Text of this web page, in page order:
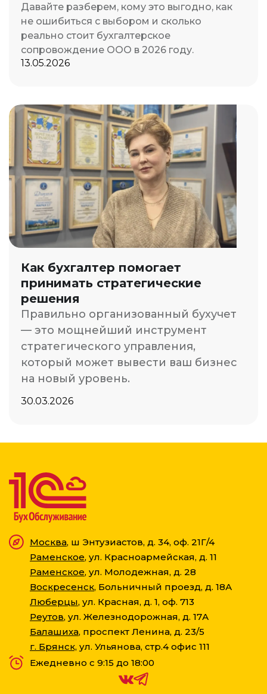
Давайте разберем, кому это выгодно, как
не ошибиться с выбором и сколько
реально стоит бухгалтерское
сопровождение ООО в 2026 году.
13.05.2026
Как бухгалтер помогает
принимать стратегические
решения
Правильно организованный бухучет
— это мощнейший инструмент
стратегического управления,
который может вывести ваш бизнес
на новый уровень.
30.03.2026
Москва, ш Энтузиастов, д. 34, оф. 21Г/4
Раменское, ул. Красноармейская, д. 11
Раменское, ул. Молодежная, д. 28
Воскресенск, Больничный проезд, д. 18А
Люберцы, ул. Красная, д. 1, оф. 713
Реутов, ул. Железнодорожная, д. 17А
Балашиха, проспект Ленина, д. 23/5
г. Брянск, ул. Ульянова, стр.4 офис 111
Ежедневно с 9:15 до 18:00